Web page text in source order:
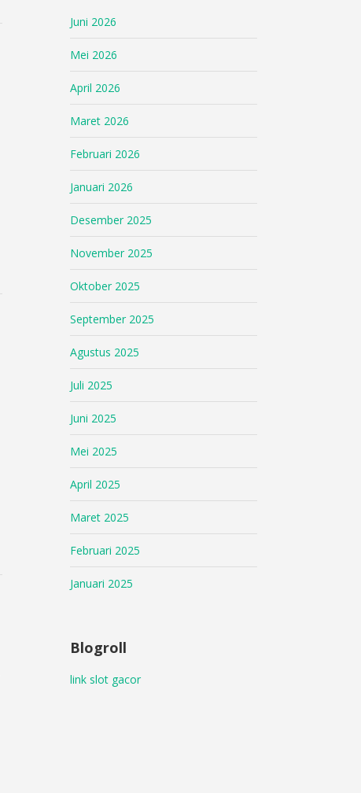
Juni 2026
Mei 2026
April 2026
Maret 2026
Februari 2026
Januari 2026
Desember 2025
November 2025
Oktober 2025
September 2025
Agustus 2025
Juli 2025
Juni 2025
Mei 2025
April 2025
Maret 2025
Februari 2025
Januari 2025
Blogroll
link slot gacor